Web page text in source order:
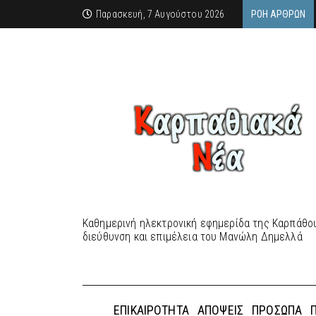
Παρασκευή, 7 Αυγούστου 2026 ΡΟΉ ΆΡΘΡΩΝ
Καθημερινή ηλεκτρονική εφημερίδα της
διεύθυνση και επιμέλεια του Μανώλη Δημελλά
ΕΠΙΚΑΙΡΌΤΗΤΑ ΑΠΌΨΕΙΣ ΠΡΌΣΩΠΑ